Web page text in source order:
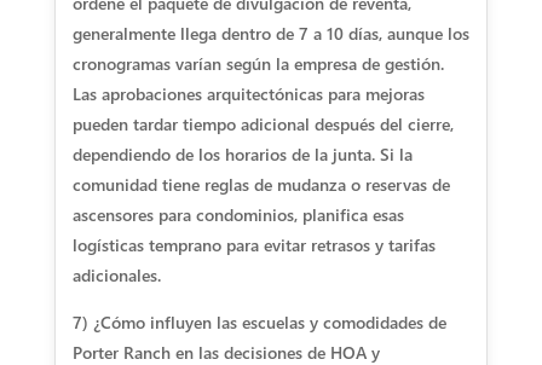
generalmente llega dentro de 7 a 10 días, aunque los
cronogramas varían según la empresa de gestión.
Las aprobaciones arquitectónicas para mejoras
pueden tardar tiempo adicional después del cierre,
dependiendo de los horarios de la junta. Si la
comunidad tiene reglas de mudanza o reservas de
ascensores para condominios, planifica esas
logísticas temprano para evitar retrasos y tarifas
adicionales.
7) ¿Cómo influyen las escuelas y comodidades de
Porter Ranch en las decisiones de HOA y